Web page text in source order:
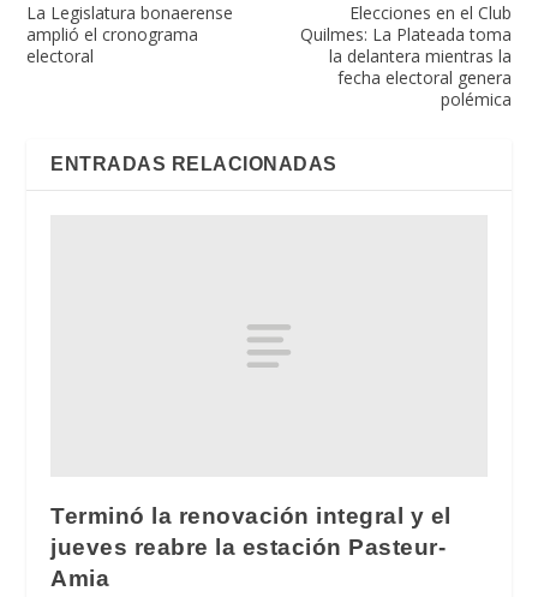
La Legislatura bonaerense
amplió el cronograma
electoral
Elecciones en el Club
Quilmes: La Plateada toma
la delantera mientras la
fecha electoral genera
polémica
ENTRADAS RELACIONADAS
Terminó la renovación integral y el
jueves reabre la estación Pasteur-
Amia